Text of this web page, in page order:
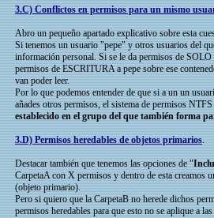
3.C) Conflictos en permisos para un mismo
Abro un pequeño apartado explicativo sobre esta
Si tenemos un usuario "pepe" y otros usuarios del
información personal. Si se le da permisos de
permisos de ESCRITURA a pepe sobre ese
van poder leer.
Por lo que podemos entender de que si a un un
añades otros permisos, el sistema de permisos
establecido en el grupo del que también forma
3.D) Permisos heredables de objetos primarios.
Destacar también que tenemos las opciones de "
CarpetaA con X permisos y dentro de esta creamos
(objeto primario).
Pero si quiero que la CarpetaB no herede dichos
permisos heredables para que esto no se aplique a